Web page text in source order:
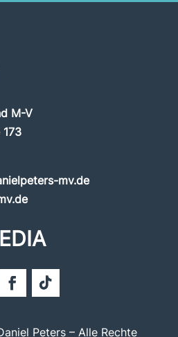
M-V
mv.de
Peters – Alle Rechte